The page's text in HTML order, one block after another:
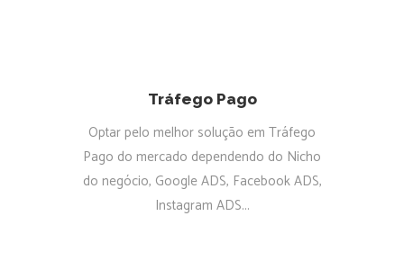
Tráfego Pago
Optar pelo melhor solução em Tráfego
Pago do mercado dependendo do Nicho
do negócio, Google ADS, Facebook ADS,
Instagram ADS...